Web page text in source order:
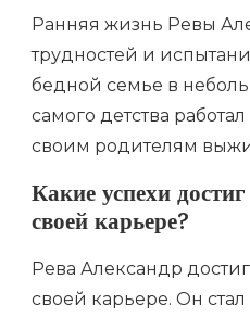
Ранняя жизнь Ревы
трудностей и
бедной семье в
самого детства
своим родителям
Какие успехи
своей карьере?
Рева Александр
своей карьере. Он